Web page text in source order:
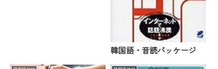
韓国語・音読パッケージ